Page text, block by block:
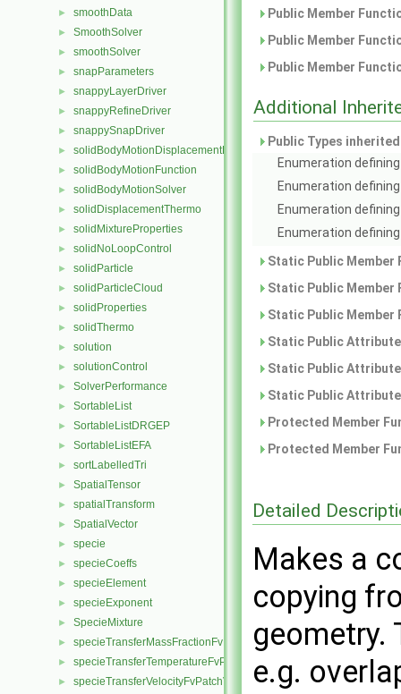
► smoothData
► SmoothSolver
► smoothSolver
► snapParameters
► snappyLayerDriver
► snappyRefineDriver
► snappySnapDriver
► solidBodyMotionDisplacementPointPatchVectorField
► solidBodyMotionFunction
► solidBodyMotionSolver
► solidDisplacementThermo
► solidMixtureProperties
► solidNoLoopControl
► solidParticle
► solidParticleCloud
► solidProperties
► solidThermo
► solution
► solutionControl
► SolverPerformance
► SortableList
► SortableListDRGEP
► SortableListEFA
► sortLabelledTri
► SpatialTensor
► spatialTransform
► SpatialVector
► specie
► specieCoeffs
► specieElement
► specieExponent
► SpecieMixture
► specieTransferMassFractionFvPatchScalarField
► specieTransferTemperatureFvPatchScalarField
► specieTransferVelocityFvPatchVectorField
Public Member
Public Member
Public Member
Additional
Public Types
Enumeration
Enumeration
Enumeration
Enumeration
Static Public
Static Public
Static Public
Static Public
Static Public
Static Public
Protected Member
Protected Member
Detailed
Makes a
copying
geometry.
e.g.